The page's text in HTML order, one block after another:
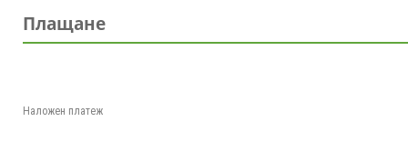
Плащане
Наложен платеж